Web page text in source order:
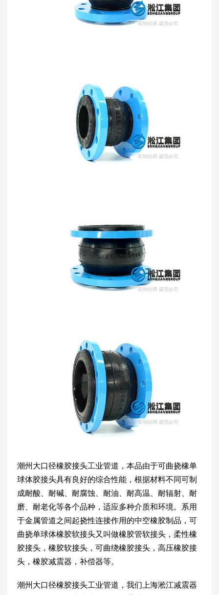
潮州大口径橡胶接头工业管道，本品由于可曲挠橡单
球体胶接头具有良好的综合性能，根据材料不同可制
成耐酸、耐碱、耐腐蚀、耐油、耐高温、耐辐射、耐
磨、耐老化等各个品种，适应多种介质和环境。系用
于金属管道之间起挠性连接作用的中空橡胶制品，可
曲挠单球体橡胶软接头又叫做橡胶管软接头，柔性橡
胶接头，橡胶软接头，可曲绕橡胶接头，高压橡胶接
头，橡胶减震器，补偿器等。
潮州大口径橡胶接头工业管道，我们上海淞江减震器